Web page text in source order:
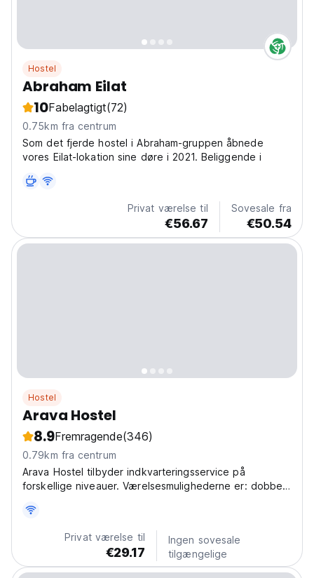
Hostel
Abraham Eilat
10Fabelagtigt(72)
0.75km fra centrum
Som det fjerde hostel i Abraham-gruppen åbnede
vores Eilat-lokation sine døre i 2021. Beliggende i
Privat værelse til
€56.67
Sovesale fra
€50.54
Hostel
Arava Hostel
8.9Fremragende(346)
0.79km fra centrum
Arava Hostel tilbyder indkvarteringsservice på
forskellige niveauer. Værelsesmulighederne er: dobbelt
budgetdelte sovesale
Privat værelse til
€29.17
Ingen sovesale
tilgængelige